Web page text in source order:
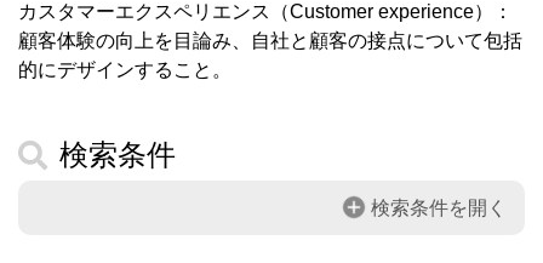
カスタマーエクスペリエンス（Customer experience）：
顧客体験の向上を目論み、自社と顧客の接点について包括
的にデザインすること。
検索条件
検索条件を開く